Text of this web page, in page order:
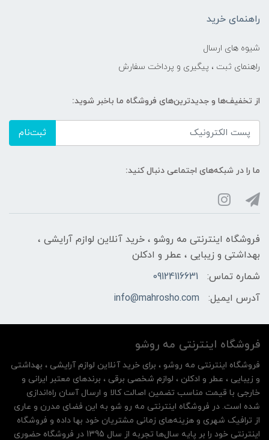
راهنمای خرید
شیوه های ارسال
راهنمای ثبت ، پیگیری و پرداخت سفارش
از تخفیف‌ها و جدیدترین‌های فروشگاه ما باخبر شوید:
ثبت‌نام
ما را در شبکه‌های اجتماعی دنبال کنید:
فروشگاه اینترنتی مه‌ رو‌شو ، خرید آنلاین لوازم آرایشی ،
بهداشتی و زیبایی ، عطر و ادکلن
شماره تماس:
09124116631
آدرس ایمیل:
info@mahrosho.com
فروشگاه اینترنتی مه‌ رو‌شو
فروشگاه اینترنتی مه‌ رو‌شو ، برای خرید آنلاین لوازم آرایشی ، بهداشتی
و زیبایی ، عطر و ادکلن ، لوازم شخصی برقی ، برندهای معتبر ایرانی و
خارجی با قیمت مناسب تضمین اصالت کالا و ارسال آسان راه‌اندازی
شده است. در فروشگاه اینترنتی مه رو شو به این فضای مدرن و عاری
از ترافیک شهری و هزینه‌های زمانی مشتریان خود بها داده و فروشگاه
اینترنتی خود را بر پایه سال‌ها تجربه از سال 1395 در فروشگاه حضوری